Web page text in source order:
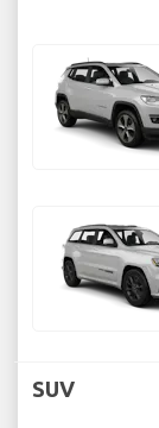
SUV